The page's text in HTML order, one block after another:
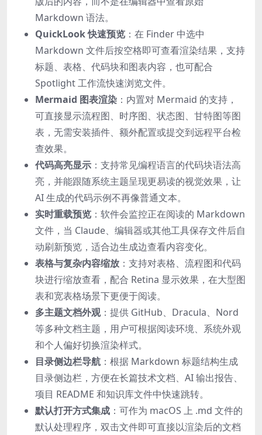
Markdown 语法。
QuickLook 快速预览 ：在 Finder 中选中
Markdown 文件后按空格即可查看渲染结果，支持
标题、表格、代码块和图表内容，也可配合
Spotlight 工作流快速浏览文件。
Mermaid 图表渲染 ：内置对 Mermaid 的支持，
可直接显示流程图、时序图、状态图、甘特图等图
表，无需安装插件、额外配置或提交到远程平台检
查效果。
代码高亮显示 ：支持常见编程语言的代码块语法高
亮，并能跟随系统主题呈现更易读的视觉效果，让
AI 生成的代码示例不再像普通文本。
实时重载预览 ：软件会监控正在阅读的 Markdown
文件，当 Claude、编辑器或其他工具保存文件后自
动刷新预览，适合边生成边查看内容变化。
表格与复杂内容缩放 ：支持对表格、流程图和代码
块进行缩放查看，配合 Retina 显示效果，在大型图
表和宽表格场景下更便于阅读。
多主题文档外观：提供 GitHub、Dracula、Nord
等多种文档主题，用户可根据阅读环境、系统外观
和个人偏好切换渲染样式。
目录侧边栏导航 ：根据 Markdown 标题结构生成
目录侧边栏，方便在长篇技术文档、AI 输出报告、
项目 README 和知识库文件中快速跳转。
默认打开方式集成 ：可作为 macOS 上 .md 文件的
默认处理程序，双击文件即可直接以渲染后的文档